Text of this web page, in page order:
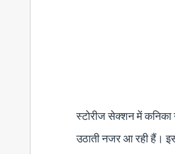
स्टोरीज सेक्शन में कनिका
उठाती नजर आ रही हैं।